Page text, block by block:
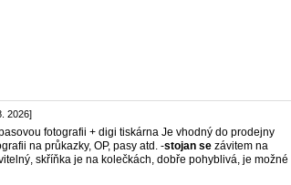
2026]
fotografii + digi tiskárna Je vhodný do prodejny
na průkazky, OP, pasy atd. -stojan se závitem na
skříňka je na kolečkách, dobře pohyblivá, je možné